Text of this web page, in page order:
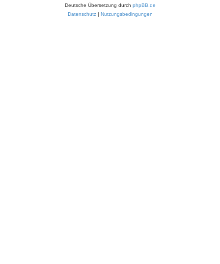
Deutsche Übersetzung durch phpBB.de
Datenschutz| Nutzungsbedingungen